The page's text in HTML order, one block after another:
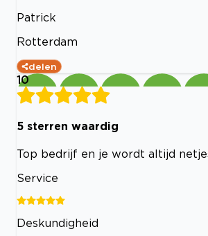
Patrick
Rotterdam
delen
10
5 sterren waardig
Top bedrijf en je wordt altijd
Service
Deskundigheid